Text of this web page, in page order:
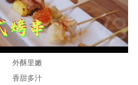
外酥里嫩
香甜多汁